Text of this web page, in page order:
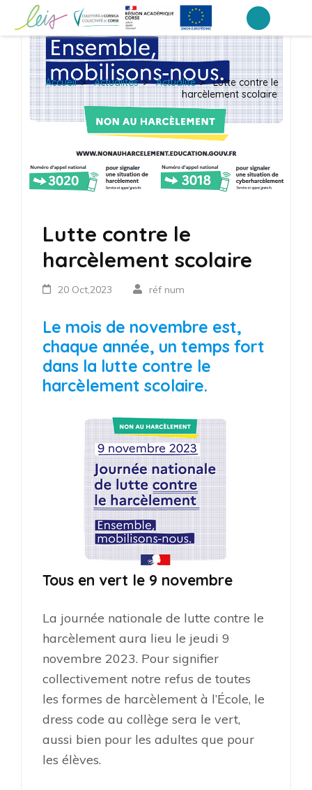
contenu
(Pressez
Entrée)
Collège du Taravo
Accueil > Actualités > Actualité >
Lutte contre le
harcèlement scolaire
Lutte contre le
harcèlement scolaire
20 Oct,2023 réf num
Le mois de novembre est,
chaque année, un temps fort
dans la lutte contre le
harcèlement scolaire.
Tous en vert le 9 novembre
La journée nationale de lutte contre le
harcèlement aura lieu le jeudi 9
novembre 2023. Pour signifier
collectivement notre refus de toutes
les formes de harcèlement à l’École, le
dress code au collège sera le vert,
aussi bien pour les adultes que pour
les élèves.